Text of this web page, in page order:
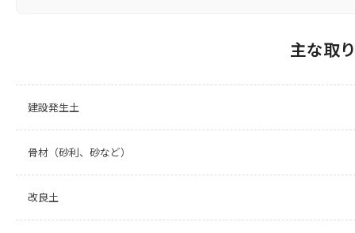
主な取
建設発生土
骨材（砂利、砂など）
改良土